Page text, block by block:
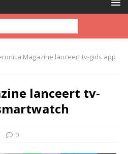
Magazine lanceert tv-gids app
lanceert tv-
0